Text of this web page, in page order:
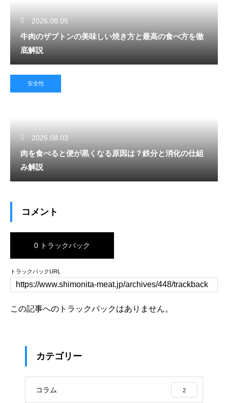
2026.08.05
牛肉のザブトンの美味しい焼き方と最高の食べ方を徹
底解説
安全性
2026.08.03
肉を食べると便が黒くなる原因は？鉄分と消化の仕組
み解説
コメント
0 トラックバック
トラックバックURL
この記事へのトラックバックはありません。
カテゴリー
コラム 2